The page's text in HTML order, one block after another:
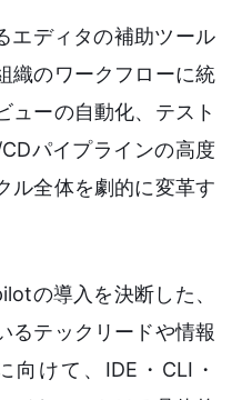
エディタの補助ツール
織のワークフローに統
ューの自動化、テスト
パイプラインの高度
ル全体を劇的に変革す
の導入を決断した、
るテックリードや情報
向けて、IDE・CLI・